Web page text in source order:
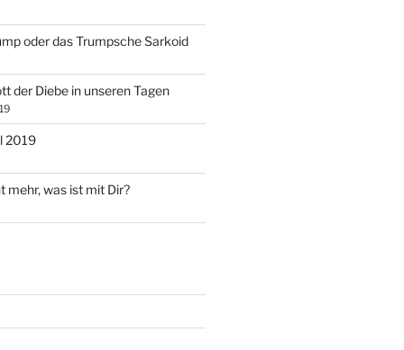
oder das Trumpsche Sarkoid
der Diebe in unseren Tagen
2019
mehr, was ist mit Dir?